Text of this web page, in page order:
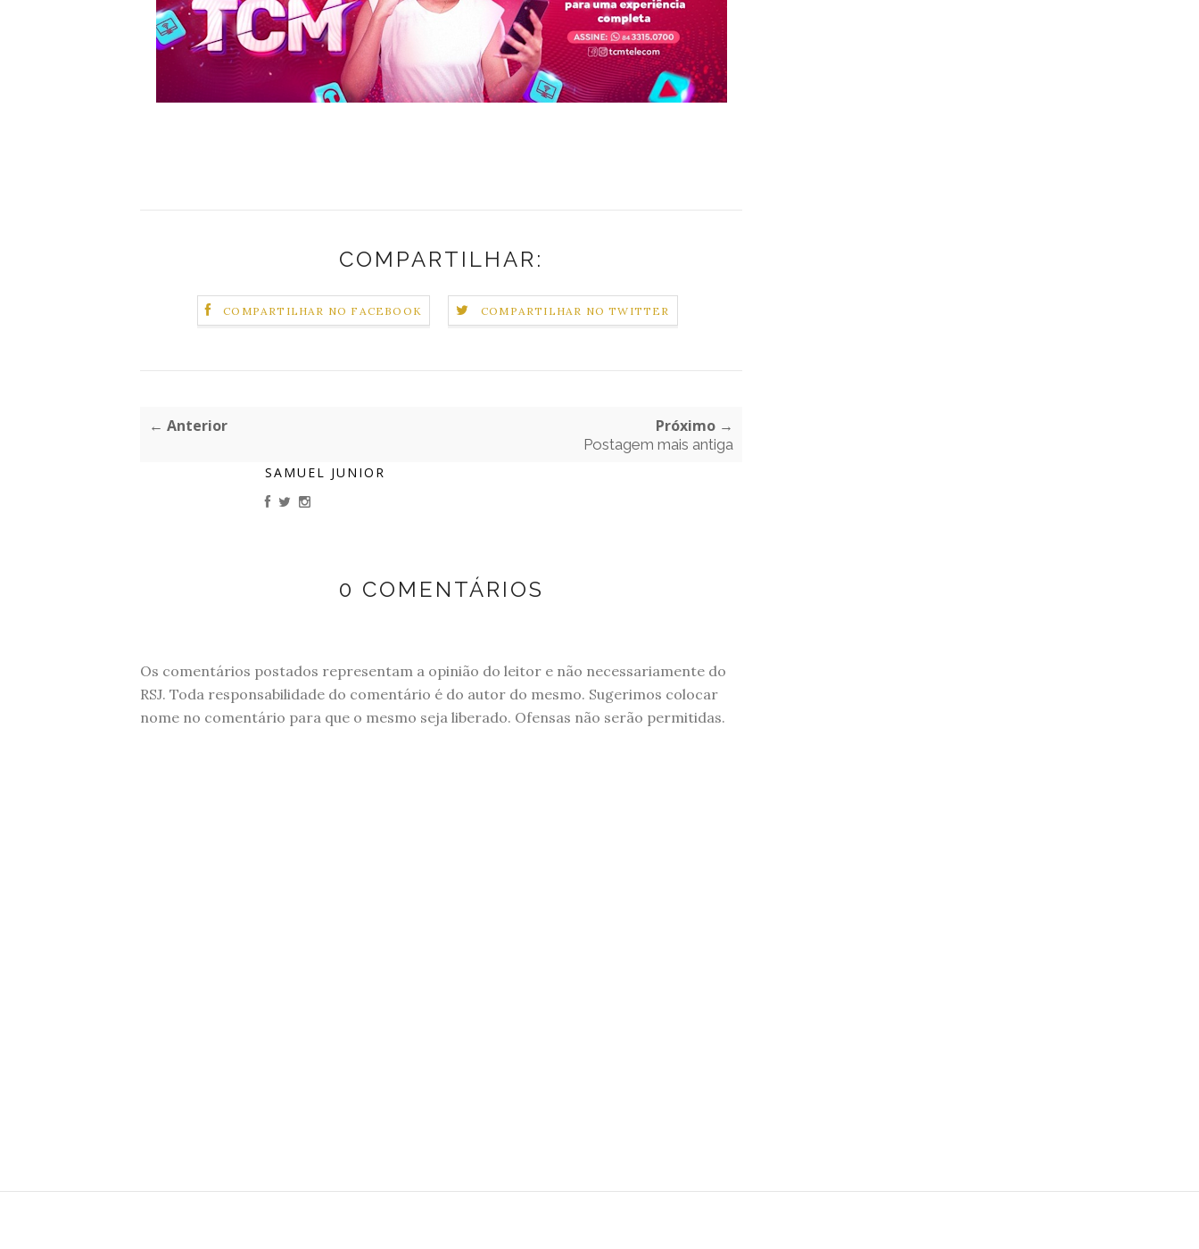
COMPARTILHAR:
COMPARTILHAR NO FACEBOOK COMPARTILHAR NO TWITTER
← Anterior Próximo →
Postagem mais antiga
SAMUEL JUNIOR
0 COMENTÁRIOS
Os comentários postados representam a opinião do leitor e não necessariamente do
RSJ. Toda responsabilidade do comentário é do autor do mesmo. Sugerimos colocar
nome no comentário para que o mesmo seja liberado. Ofensas não serão permitidas.